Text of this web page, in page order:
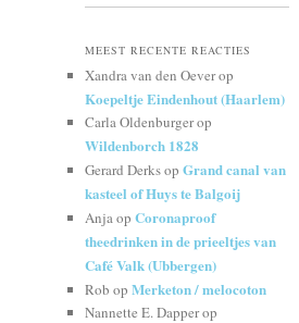
MEEST RECENTE REACTIES
Xandra van den Oeverop
Koepeltje Eindenhout (Haarlem)
Carla Oldenburgerop
Wildenborch 1828
Gerard Derksop Grand canal van
kasteel of Huys te Balgoij
Anjaop Coronaproof
theedrinken in de prieeltjes van
Café Valk (Ubbergen)
Rob op Merketon / melocoton
Nannette E. Dapperop